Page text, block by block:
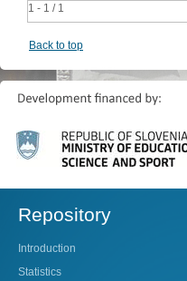
1 - 1 / 1
Back to top
Repository
Introduction
Statistics